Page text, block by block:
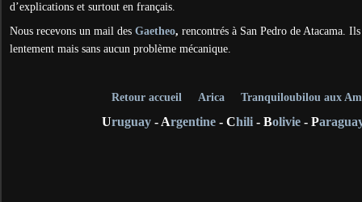
d’explications et surtout en français.
Nous recevons un mail des Gaetheo, rencontrés à San Pedro de Atacama.
lentement mais sans aucun problème mécanique.
Retour accueil Arica Tranquiloubilou aux
Uruguay - Argentine - Chili - Bolivie - P